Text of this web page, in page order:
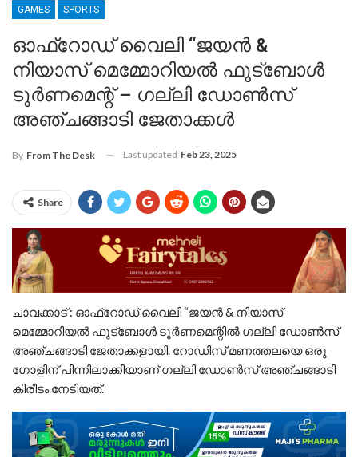
GAMES SPORTS
ഓഫ്‌റോഡ് വൈലി “ജയൻ &
നിയാസ് മെമ്മോറിയൽ ഫുട്ബോൾ
ടൂർണമെന്റ് – ഗല്ലി ഡോൺസ്
അഞ്ചങ്ങാടി ജേതാക്കൾ
By From The Desk Last updated Feb 23, 2025
Share
ചാവക്കാട് : ഓഫ്‌റോഡ് വൈലി “ജയൻ & നിയാസ്
മെമ്മോറിയൽ ഫുട്ബോൾ ടൂർണമെന്റിൽ ഗല്ലി ഡോൺസ്
അഞ്ചങ്ങാടി ജേതാക്കളായി. റോഡിസ് മണത്തലയെ ഒരു
ഗോളിന് പിന്നിലാക്കിയാണ് ഗല്ലി ഡോൺസ് അഞ്ചങ്ങാടി
കിരീടം നേടിയത്.